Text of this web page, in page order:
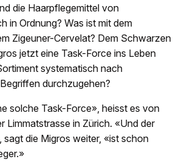
die Haarpflegemittel von
in Ordnung? Was ist mit dem
Zigeuner-Cervelat? Dem Schwarzen
jetzt eine Task-Force ins Leben
systematisch nach
durchzugehen?
solche Task-Force», heisst es von
Limmatstrasse in Zürich. «Und der
die Migros weiter, «ist schon